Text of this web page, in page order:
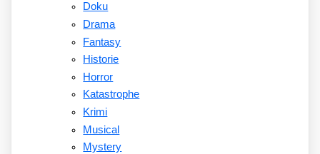
Doku
Drama
Fantasy
Historie
Horror
Katastrophe
Krimi
Musical
Mystery